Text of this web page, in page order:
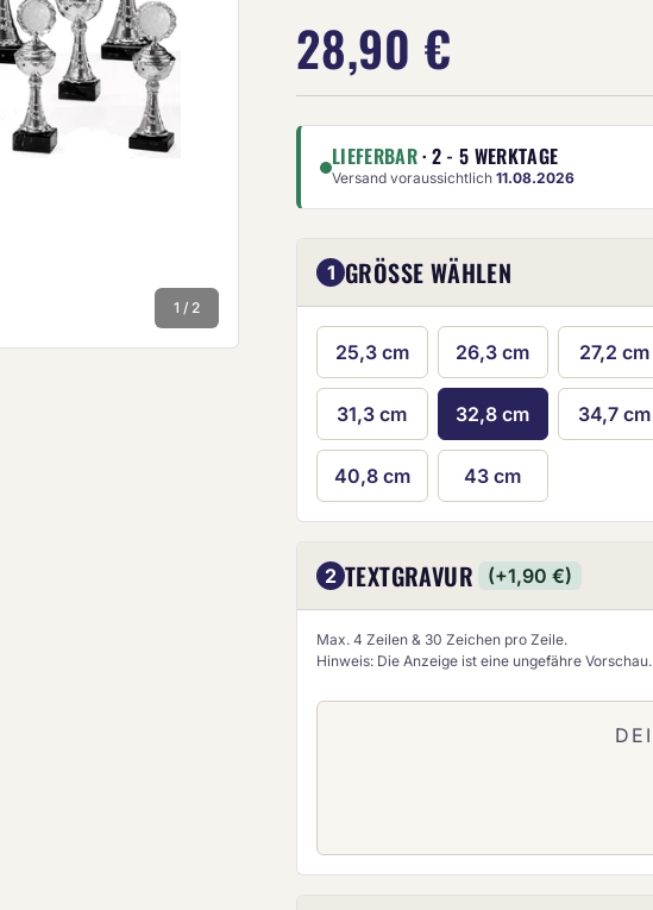
1 / 2
28,90 €
LIEFERBAR· 2 - 5 WERKTAGE
Versand voraussichtlich 11.08.2026
1 GRÖSSE WÄHLEN
25,3 cm 26,3 cm 27,2 cm
31,3 cm 32,8 cm 34,7 cm
40,8 cm 43 cm
2 TEXTGRAVUR (+1,90 €)
Max. 4 Zeilen & 30 Zeichen pro Zeile.
Hinweis: Die Anzeige ist eine ungefähre Vorschau.